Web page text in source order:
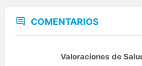
COMENTARIOS
Valoraciones de